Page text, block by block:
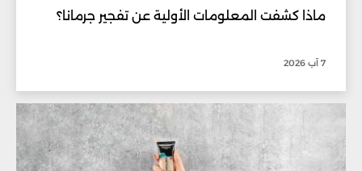
ماذا كشفت المعلومات الأولية عن تفجير جرمانا؟
7 آب 2026